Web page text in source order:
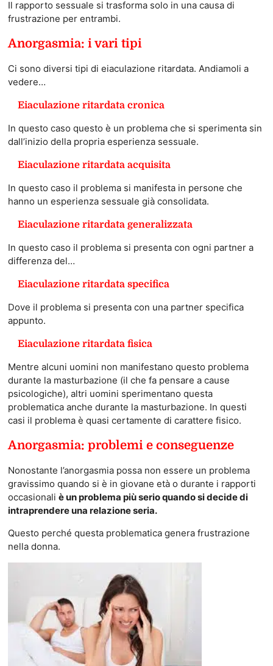
Il rapporto sessuale si trasforma solo in una causa di
frustrazione per entrambi.
Anorgasmia: i vari tipi
Ci sono diversi tipi di eiaculazione ritardata. Andiamoli a
vedere…
Eiaculazione ritardata cronica
In questo caso questo è un problema che si sperimenta sin
dall’inizio della propria esperienza sessuale.
Eiaculazione ritardata acquisita
In questo caso il problema si manifesta in persone che
hanno un esperienza sessuale già consolidata.
Eiaculazione ritardata generalizzata
In questo caso il problema si presenta con ogni partner a
differenza del…
Eiaculazione ritardata specifica
Dove il problema si presenta con una partner specifica
appunto.
Eiaculazione ritardata fisica
Mentre alcuni uomini non manifestano questo problema
durante la masturbazione (il che fa pensare a cause
psicologiche), altri uomini sperimentano questa
problematica anche durante la masturbazione. In questi
casi il problema è quasi certamente di carattere fisico.
Anorgasmia: problemi e conseguenze
Nonostante l’anorgasmia possa non essere un problema
gravissimo quando si è in giovane età o durante i rapporti
occasionali è un problema più serio quando si decide di
intraprendere una relazione seria.
Questo perché questa problematica genera frustrazione
nella donna.